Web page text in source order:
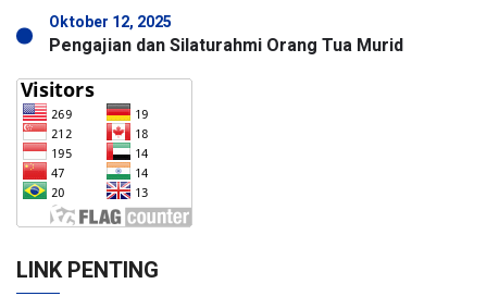
Oktober 12, 2025
Pengajian dan Silaturahmi Orang Tua Murid
LINK PENTING